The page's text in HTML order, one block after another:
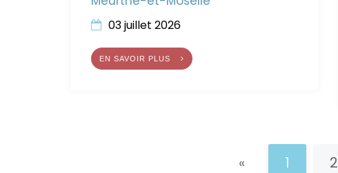
03 juillet 2026
EN SAVOIR PLUS
«Page suivante
1 2